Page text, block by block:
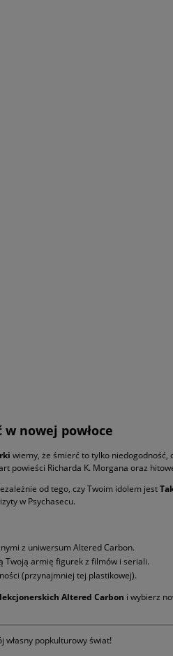
nowej powłoce
wiemy, że śmierć to tylko niedogodność,
powieści Richarda K. Morgana oraz
od tego, czy Twoim idolem jest
w Psychasecu.
z uniwersum Altered Carbon.
Twoją armię figurek z filmów i seriali.
(przynajmniej tej plastikowej).
Altered Carbon i wybierz
własny popkulturowy świat!